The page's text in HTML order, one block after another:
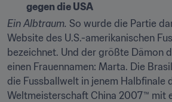
gegen die USA
Ein Albtraum. So wurde die Partie
Website des U.S.-amerikanischen
bezeichnet. Und der größte Dämon
einen Frauennamen: Marta. Die
die Fussballwelt in jenem Halbfinale
Weltmeisterschaft China 2007™ mit